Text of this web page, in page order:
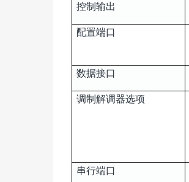
控制输出
配置端口
数据接口
调制解调器选项
串行端口